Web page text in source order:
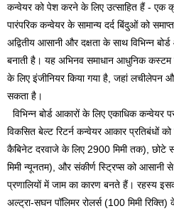
कन्वेयर को पेश करने के लिए उत्साहित हैं - एक
पारंपरिक कन्वेयर के सामान्य दर्द बिंदुओं को
अद्वितीय आसानी और दक्षता के साथ विभिन्न
बनाती है। यह अभिनव समाधान आधुनिक कस्टम
के लिए इंजीनियर किया गया है, जहां लचीलेपन
सकता है।
विभिन्न बोर्ड आकारों के लिए एकाधिक कन्वेयर
विकसित बेल्ट रिटर्न कन्वेयर आकार प्रतिबंधों
कैबिनेट दरवाजे के लिए 2900 मिमी तक), छोटे
मिमी न्यूनतम), और संकीर्ण स्ट्रिप्स को आसानी
प्रणालियों में जाम का कारण बनते हैं। रहस्य
अल्ट्रा-सघन पॉलिमर रोलर्स (100 मिमी